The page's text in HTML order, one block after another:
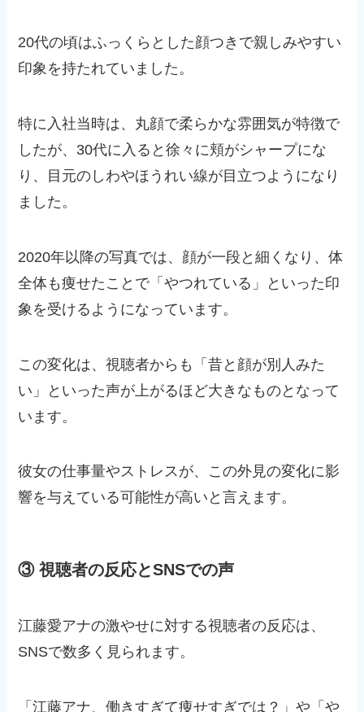
20代の頃はふっくらとした顔つきで親しみやすい
印象を持たれていました。
特に入社当時は、丸顔で柔らかな雰囲気が特徴で
したが、30代に入ると徐々に頬がシャープにな
り、目元のしわやほうれい線が目立つようになり
ました。
2020年以降の写真では、顔が一段と細くなり、体
全体も痩せたことで「やつれている」といった印
象を受けるようになっています。
この変化は、視聴者からも「昔と顔が別人みた
い」といった声が上がるほど大きなものとなって
います。
彼女の仕事量やストレスが、この外見の変化に影
響を与えている可能性が高いと言えます。
③ 視聴者の反応とSNSでの声
江藤愛アナの激やせに対する視聴者の反応は、
SNSで数多く見られます。
「江藤アナ、働きすぎて痩せすぎでは？」や「や